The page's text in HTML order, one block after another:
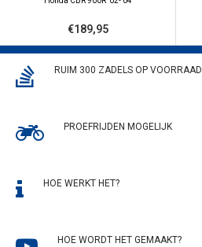
€189,95
RUIM 300 ZADELS OP VOORRAAD
PROEFRIJDEN MOGELIJK
HOE WERKT HET?
HOE WORDT HET GEMAAKT?